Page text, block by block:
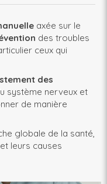
axée sur le
des troubles
ceux qui
des
système nerveux et
de manière
globale de la santé,
leurs causes